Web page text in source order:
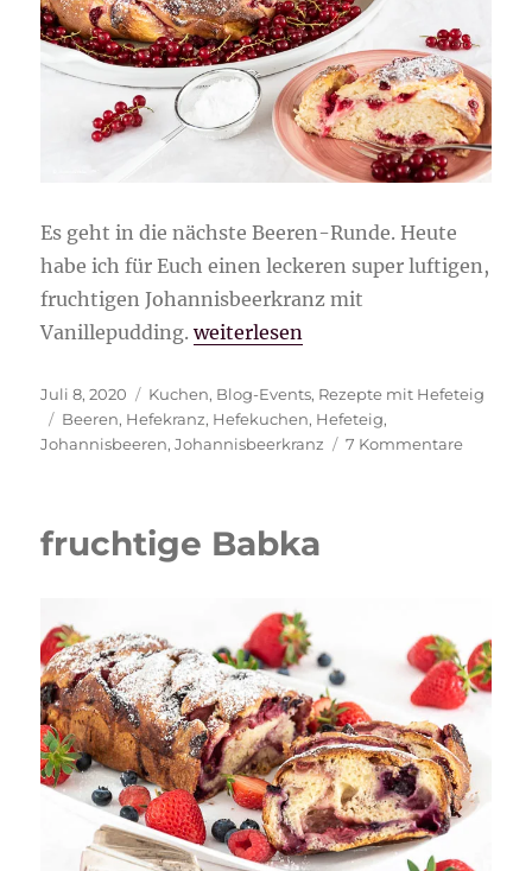
Es geht in die nächste Beeren-Runde. Heute
habe ich für Euch einen leckeren super luftigen,
fruchtigen Johannisbeerkranz mit
Vanillepudding.„Johannisbeerkranz mit
weiterlesen
Veröffentlicht
am
Juli 8, 2020 Kategorien
Kuchen, Blog-Events, Rezepte mit Hefeteig
Schlagwörter
Beeren, Hefekranz, Hefekuchen, Hefeteig,
Johannisbeeren,Johannisbeerkranz 7 Kommentarezu
fruchtige Babka